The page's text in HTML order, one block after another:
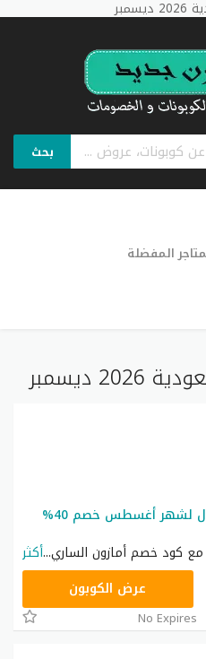
بحث
المفضلة
ديسمبر
كود خصم امازون ساري المفعول لشهر أغسطس خصم 40%
كود خصم أمازون الساري...أكثر
عرض الكوبون
No Expires